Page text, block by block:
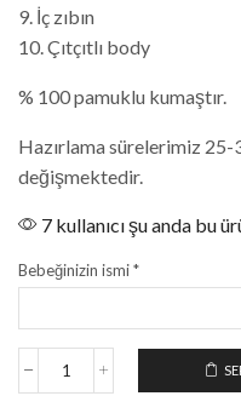
9. İç zıbın
10. Çıtçıtlı body
% 100 pamuklu kumaştır.
Hazırlama sürelerimiz 25-
değişmektedir.
7 kullanıcı şu anda bu
Bebeğinizin ismi*